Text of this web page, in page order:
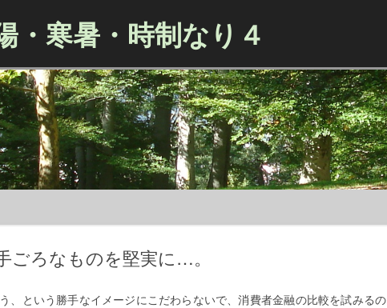
・寒暑・時制なり４
ごろなものを堅実に…。
、という勝手なイメージにこだわらないで、消費者金融の比較を試みるの